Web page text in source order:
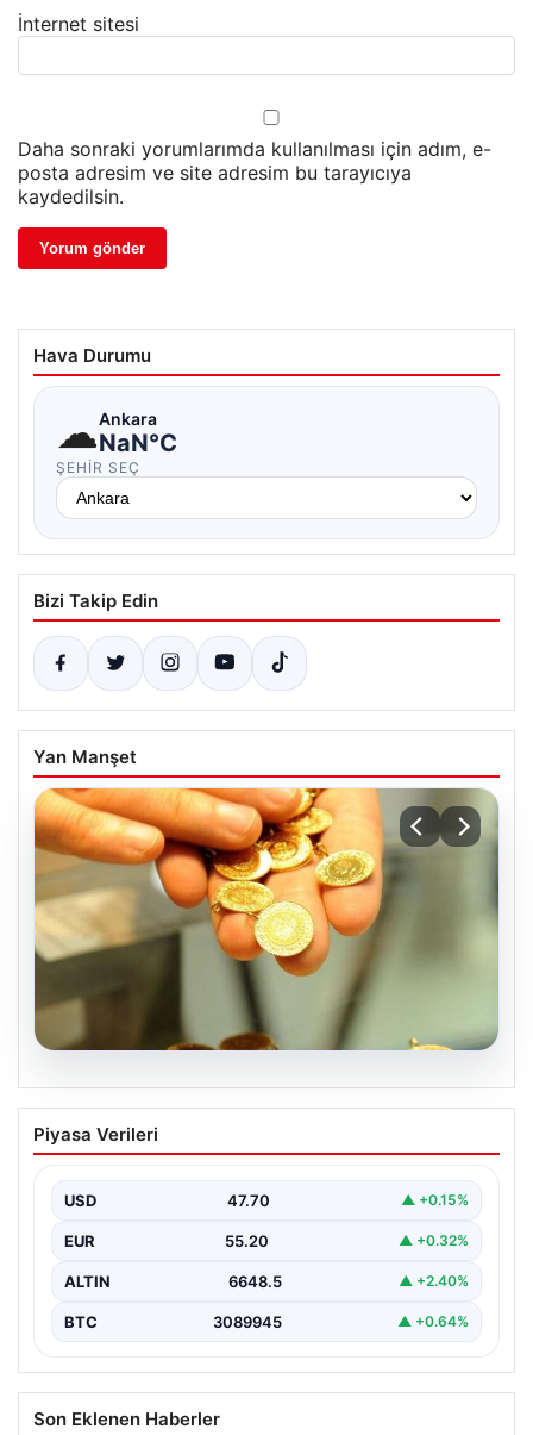
İnternet sitesi
Daha sonraki yorumlarımda kullanılması için adım, e-
posta adresim ve site adresim bu tarayıcıya
kaydedilsin.
Hava Durumu
☁Ankara
NaN°C
ŞEHIR SEÇ
Bizi Takip Edin
Yan Manşet
Altın fiyatları canlı 2 Nisan 2026: Altın
fiyatları ne kadar oldu? Gram, çeyrek,
fiyatları
Piyasa Verileri
USD 47.70 ▲ +0.15%
EUR 55.20 ▲ +0.32%
ALTIN 6648.5 ▲ +2.40%
BTC 3089945 ▲ +0.64%
Son Eklenen Haberler